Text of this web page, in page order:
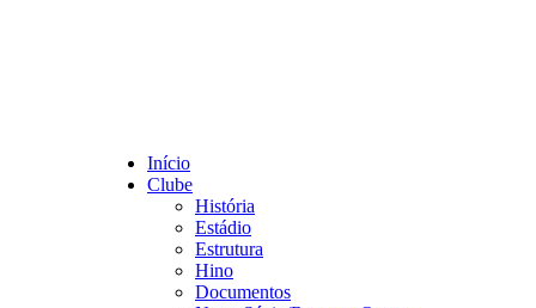
Início
Clube
História
Estádio
Estrutura
Hino
Documentos